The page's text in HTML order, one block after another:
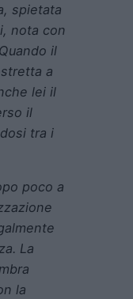
spietata
nota con
il
a
lei il
il
tra i
poco a
La
la